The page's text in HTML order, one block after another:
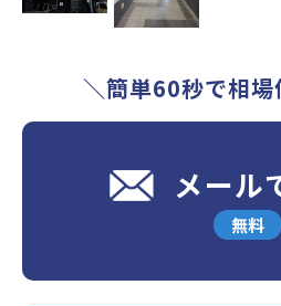
＼簡単60秒で相
メール
無料